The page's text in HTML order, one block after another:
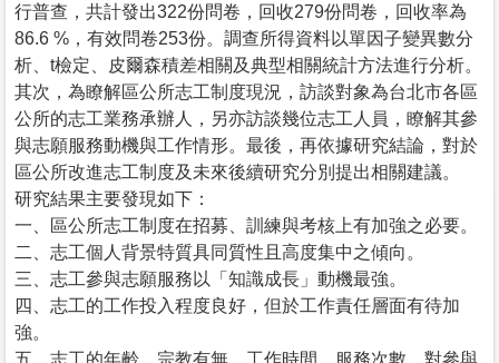
行普查，共計發出322份問卷，回收279份問卷，回收率為
86.6 %，有效問卷253份。調查所得資料以單因子變異數分
析、t檢定、皮爾森積差相關及典型相關統計方法進行分析。
其次，為瞭解區公所志工制度現況，訪談對象為台北市各區
公所的志工業務承辦人，另亦訪談幾位志工人員，瞭解其參
與志願服務動機與工作情形。最後，再依據研究結論，對於
區公所改進志工制度及未來後續研究分別提出相關建議。
研究結果主要發現如下：
一、區公所志工制度在招募、訓練與考核上有加強之必要。
二、志工個人背景特質具同質性且高度集中之傾向。
三、志工參與志願服務以「知識成長」動機最強。
四、志工的工作投入程度良好，但於工作責任層面有待加
強。
五、志工的年齡、宗教有無、工作時間、服務次數，對參與